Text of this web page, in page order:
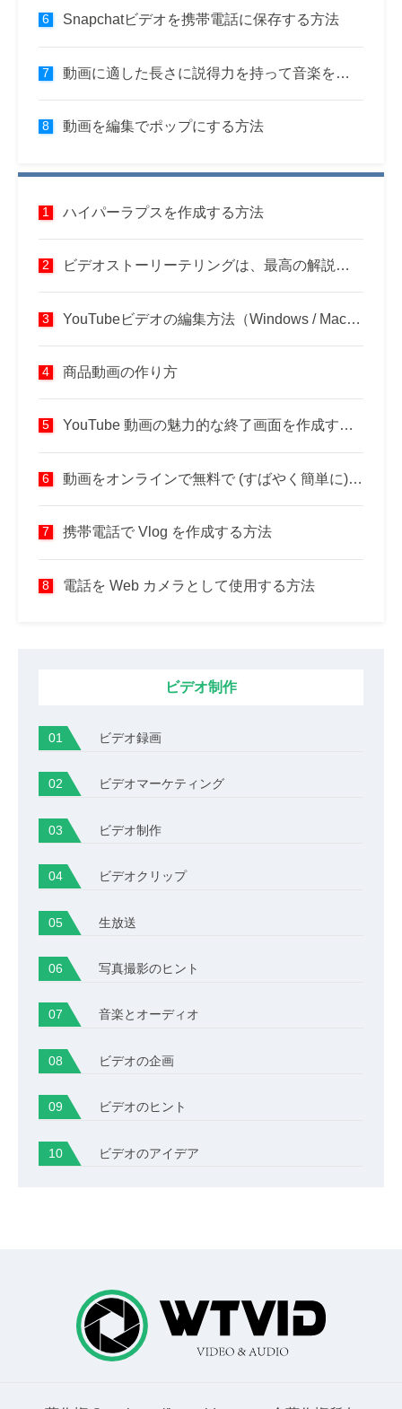
Snapchatビデオを携帯電話に保存する方法
動画に適した長さに説得力を持って音楽を編集する方法
動画を編集でポップにする方法
ハイパーラプスを作成する方法
ビデオストーリーテリングは、最高の解説動画の作成にどのように役立ちますか？
YouTubeビデオの編集方法（Windows / Mac / Phone）
商品動画の作り方
YouTube 動画の魅力的な終了画面を作成する方法
動画をオンラインで無料で (すばやく簡単に) 編集する方法
携帯電話で Vlog を作成する方法
電話を Web カメラとして使用する方法
ビデオ制作
ビデオ録画
ビデオマーケティング
ビデオ制作
ビデオクリップ
生放送
写真撮影のヒント
音楽とオーディオ
ビデオの企画
ビデオのヒント
ビデオのアイデア